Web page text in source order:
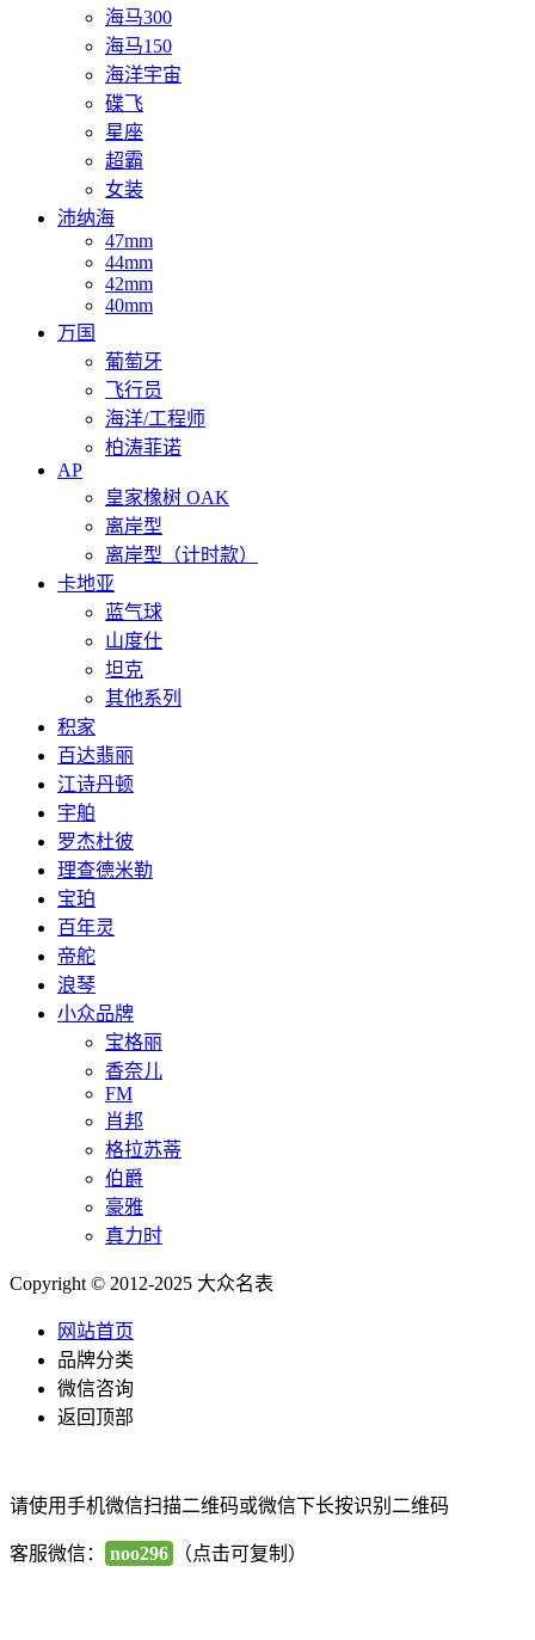
海马300
海马150
海洋宇宙
碟飞
星座
超霸
女装
沛纳海
47mm
44mm
42mm
40mm
万国
葡萄牙
飞行员
海洋/工程师
柏涛菲诺
AP
皇家橡树 OAK
离岸型
离岸型（计时款）
卡地亚
蓝气球
山度仕
坦克
其他系列
积家
百达翡丽
江诗丹顿
宇舶
罗杰杜彼
理查德米勒
宝珀
百年灵
帝舵
浪琴
小众品牌
宝格丽
香奈儿
FM
肖邦
格拉苏蒂
伯爵
豪雅
真力时
Copyright © 2012-2025 大众名表
网站首页
品牌分类
微信咨询
返回顶部
请使用手机微信扫描二维码或微信下长按识别二维码
客服微信： noo296 （点击可复制）